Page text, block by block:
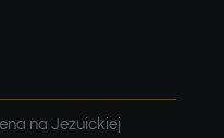
na Jezuickiej